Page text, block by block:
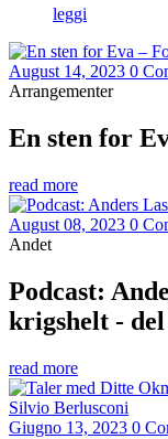
leggi
August 14, 2023 0
Arrangementer
En sten for
read more
August 08, 2023 0
Andet
Podcast:
krigshelt -
read more
Giugno 13, 2023 0